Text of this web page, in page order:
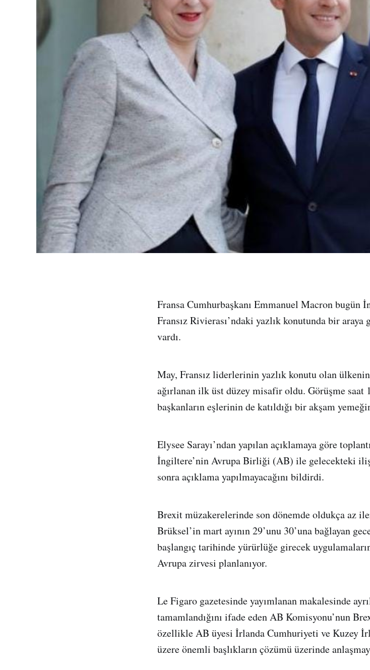
Fransa Cumhurbaşkanı Emmanuel Macron bugün
Fransız Rivierası’ndaki yazlık konutunda bir
vardı.
May, Fransız liderlerinin yazlık konutu olan
ağırlanan ilk üst düzey misafir oldu. Görüşme saat
başkanların eşlerinin de katıldığı bir akşam
Elysee Sarayı’ndan yapılan açıklamaya göre
İngiltere’nin Avrupa Birliği (AB) ile gelecekteki
sonra açıklama yapılmayacağını bildirdi.
Brexit müzakerelerinde son dönemde oldukça az
Brüksel’in mart ayının 29’unu 30’una bağlayan
başlangıç tarihinde yürürlüğe girecek
Avrupa zirvesi planlanıyor.
Le Figaro gazetesinde yayımlanan makalesinde
tamamlandığını ifade eden AB Komisyonu’nun
özellikle AB üyesi İrlanda Cumhuriyeti ve Kuzey
üzere önemli başlıkların çözümü üzerinde